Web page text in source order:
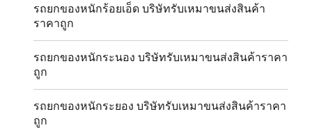
รถยกของหนักร้อยเอ็ด บริษัทรับเหมาขนส่งสินค้า
ราคาถูก
รถยกของหนักระนอง บริษัทรับเหมาขนส่งสินค้าราคา
ถูก
รถยกของหนักระยอง บริษัทรับเหมาขนส่งสินค้าราคา
ถูก